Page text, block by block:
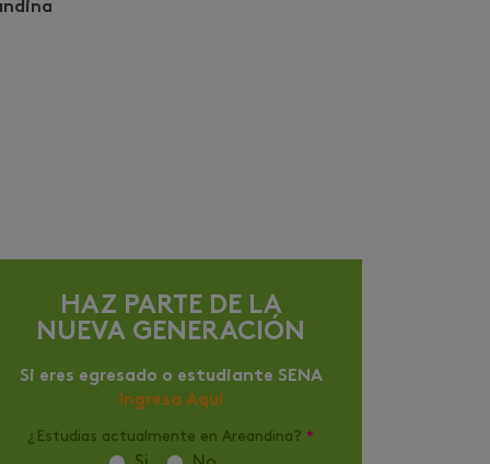
HAZ PARTE DE LA
NUEVA GENERACIÓN
Si eres egresado o estudiante SENA
Ingresa Aquí
¿Estudias actualmente en Areandina? *